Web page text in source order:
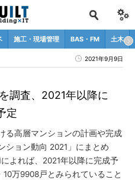
施工・現場管理 BAS・FM 土木
2021年9月9日
調査、2021年以降に
定
る高層マンションの計画や完成
ション動向 2021」にまとめ
よれば、2021年以降に完成予
万9908戸とみられていること